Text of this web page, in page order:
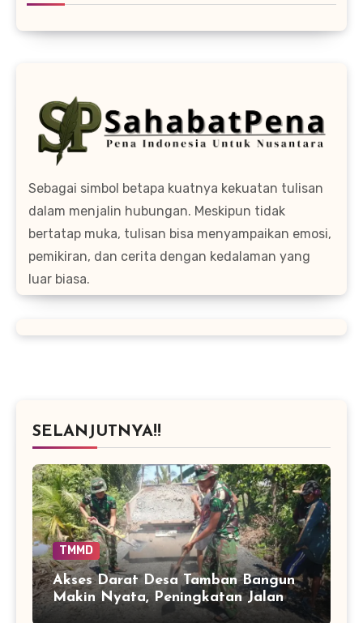
Sebagai simbol betapa kuatnya kekuatan tulisan
dalam menjalin hubungan. Meskipun tidak
bertatap muka, tulisan bisa menyampaikan emosi,
pemikiran, dan cerita dengan kedalaman yang
luar biasa.
SELANJUTNYA!!
TMMD
Akses Darat Desa Tamban Bangun
Makin Nyata, Peningkatan Jalan
TMMD Sentuh 90 Persen